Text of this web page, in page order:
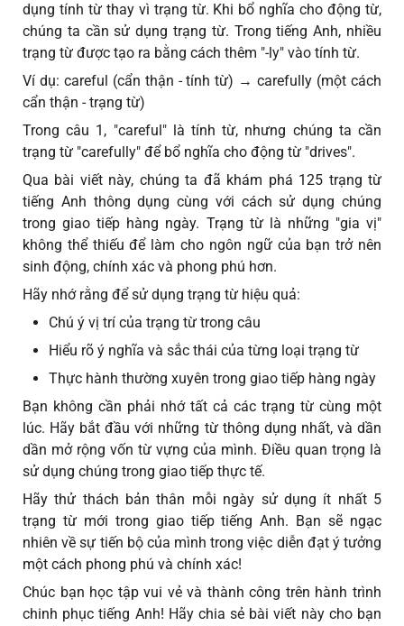
dụng tính từ thay vì trạng từ. Khi bổ nghĩa cho động từ,
chúng ta cần sử dụng trạng từ. Trong tiếng Anh, nhiều
trạng từ được tạo ra bằng cách thêm "-ly" vào tính từ.
Ví dụ: careful (cẩn thận - tính từ) → carefully (một cách
cẩn thận - trạng từ)
Trong câu 1, "careful" là tính từ, nhưng chúng ta cần
trạng từ "carefully" để bổ nghĩa cho động từ "drives".
Qua bài viết này, chúng ta đã khám phá 125 trạng từ
tiếng Anh thông dụng cùng với cách sử dụng chúng
trong giao tiếp hàng ngày. Trạng từ là những "gia vị"
không thể thiếu để làm cho ngôn ngữ của bạn trở nên
sinh động, chính xác và phong phú hơn.
Hãy nhớ rằng để sử dụng trạng từ hiệu quả:
Chú ý vị trí của trạng từ trong câu
Hiểu rõ ý nghĩa và sắc thái của từng loại trạng từ
Thực hành thường xuyên trong giao tiếp hàng ngày
Bạn không cần phải nhớ tất cả các trạng từ cùng một
lúc. Hãy bắt đầu với những từ thông dụng nhất, và dần
dần mở rộng vốn từ vựng của mình. Điều quan trọng là
sử dụng chúng trong giao tiếp thực tế.
Hãy thử thách bản thân mỗi ngày sử dụng ít nhất 5
trạng từ mới trong giao tiếp tiếng Anh. Bạn sẽ ngạc
nhiên về sự tiến bộ của mình trong việc diễn đạt ý tưởng
một cách phong phú và chính xác!
Chúc bạn học tập vui vẻ và thành công trên hành trình
chinh phục tiếng Anh! Hãy chia sẻ bài viết này cho bạn